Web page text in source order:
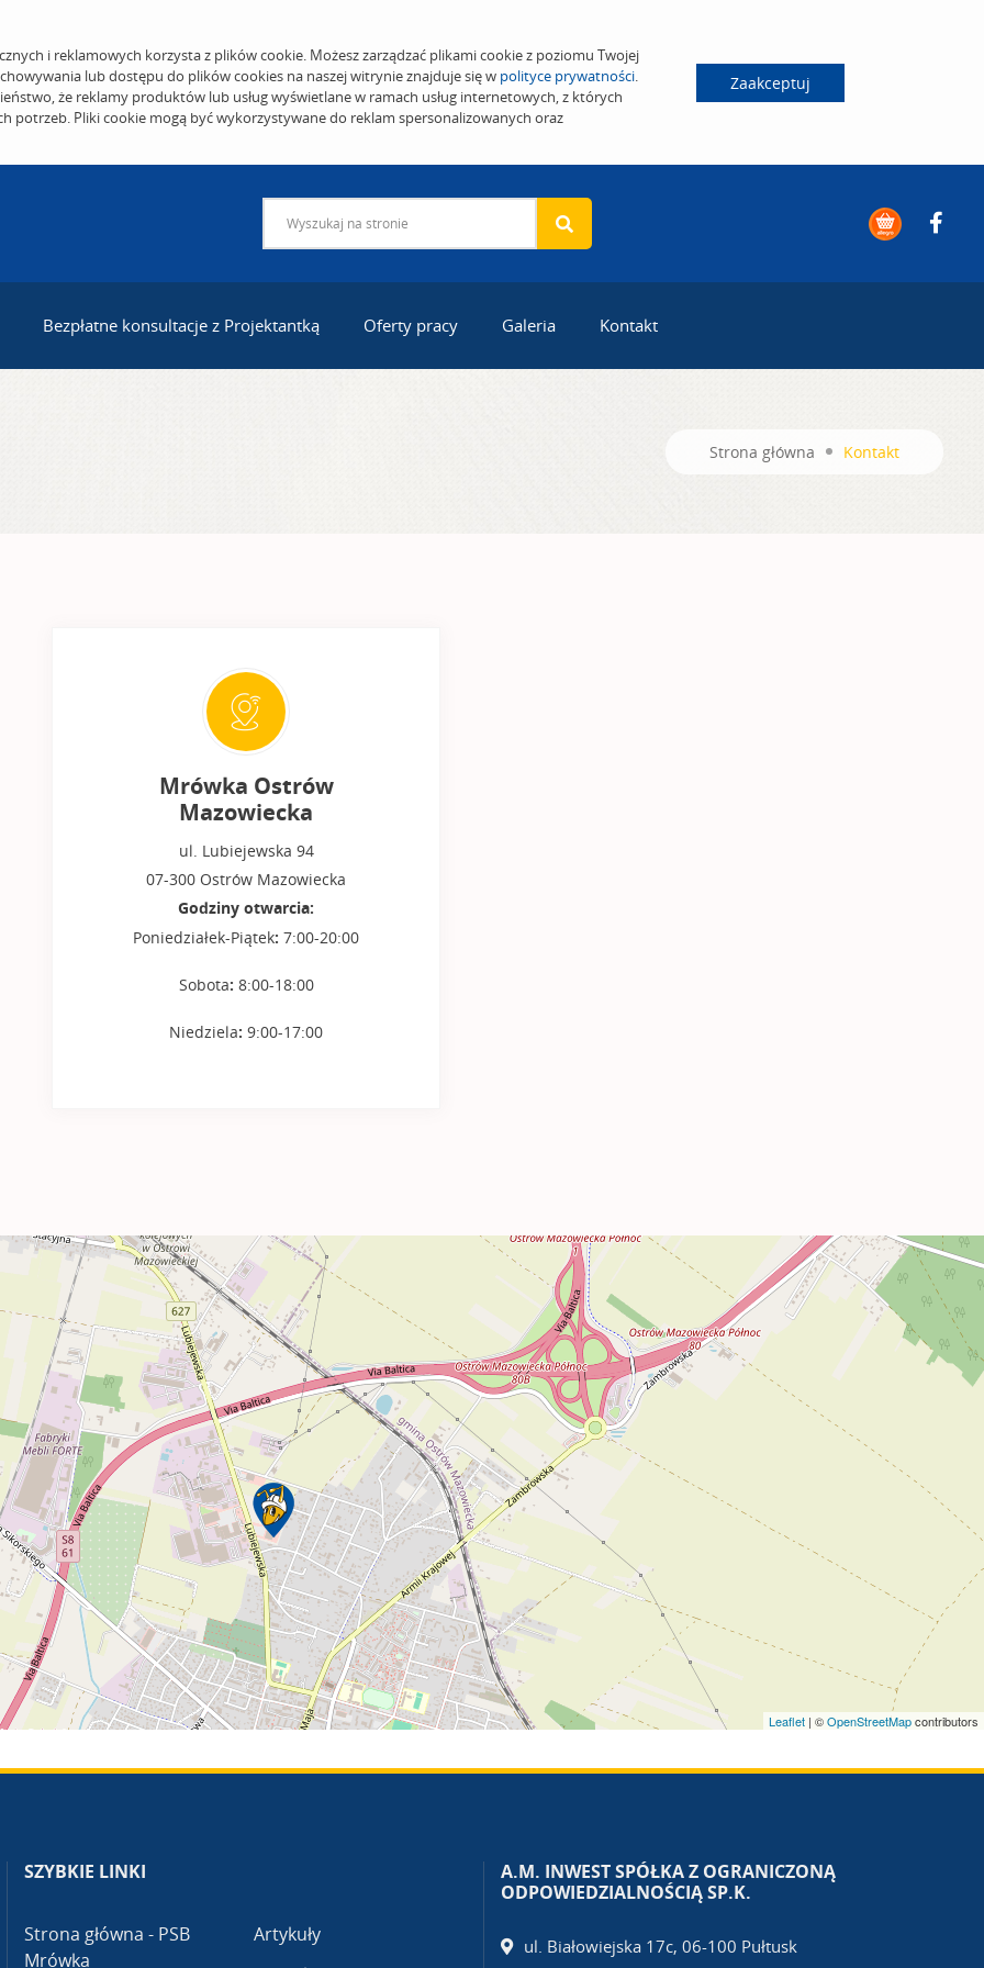
i reklamowych korzysta z plików cookie. Możesz zarządzać plikami cookie z poziomu Twojej
lub dostępu do plików cookies na naszej witrynie znajduje się w polityce prywatności.
że reklamy produktów lub usług wyświetlane w ramach usług internetowych, z których
potrzeb. Pliki cookie mogą być wykorzystywane do reklam spersonalizowanych oraz
Zaakceptuj
Bezpłatne konsultacje z Projektantką Oferty pracy Galeria Kontakt
Strona główna Kontakt
Mrówka Ostrów
Mazowiecka
ul. Lubiejewska 94
07-300 Ostrów Mazowiecka
Godziny otwarcia:
Poniedziałek-Piątek: 7:00-20:00
Sobota: 8:00-18:00
Niedziela: 9:00-17:00
Leaflet | ©OpenStreetMapcontributors
SZYBKIE LINKI
Strona główna - PSB
Mrówka
Artykuły
A.M. INWEST SPÓŁKA Z OGRANICZONĄ
ODPOWIEDZIALNOŚCIĄ SP.K.
ul. Białowiejska 17c, 06-100 Pułtusk